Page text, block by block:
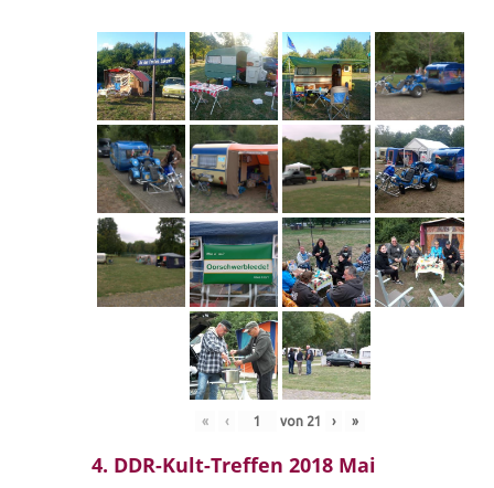
« ‹ von 21 › »
4. DDR-Kult-Treffen 2018 Mai